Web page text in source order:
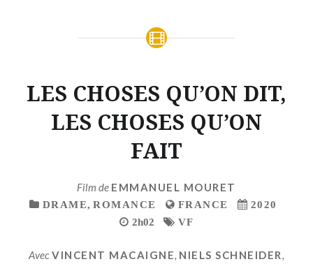
LES CHOSES QU’ON DIT,
LES CHOSES QU’ON
FAIT
Film de EMMANUEL MOURET
DRAME, ROMANCE FRANCE
2020
2h02
VF
AvecVINCENT MACAIGNE, NIELS SCHNEIDER,